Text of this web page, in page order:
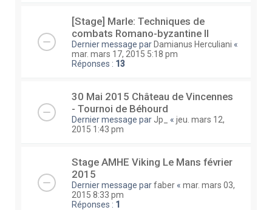
[Stage] Marle: Techniques de
combats Romano-byzantine II
Dernier message par Damianus Herculiani «
mar. mars 17, 2015 5:18 pm
Réponses : 13
30 Mai 2015 Château de Vincennes
- Tournoi de Béhourd
Dernier message par Jp_ « jeu. mars 12,
2015 1:43 pm
Stage AMHE Viking Le Mans février
2015
Dernier message parfaber « mar. mars 03,
2015 8:33 pm
Réponses : 1